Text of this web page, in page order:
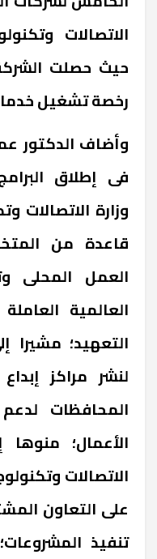
الاتصالات
حيث حصلت
رخصة تشغيل
وأضاف الدكتور
فى إطلاق
وزارة الاتصالات
قاعدة من
العمل المحلى
العالمية
التعهيد؛ مشيرا
لنشر مراكز
المحافظات لدعم
الأعمال؛
الاتصالات
على التعاون
تنفيذ